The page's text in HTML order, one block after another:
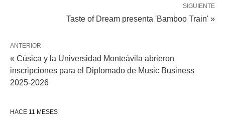
SIGUIENTE
Taste of Dream presenta 'Bamboo Train' »
ANTERIOR
« Cúsica y la Universidad Monteávila abrieron
inscripciones para el Diplomado de Music Business
2025-2026
HACE 11 MESES